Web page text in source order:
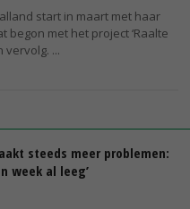
start in maart met haar
begon met het project ‘Raalte
vervolg.
steeds meer problemen:
week al leeg’